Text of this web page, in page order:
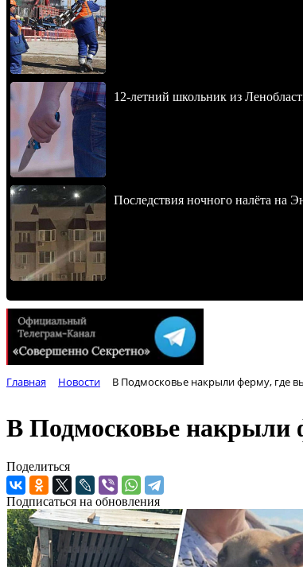
12-летний школьник из
Последствия ночного налёта на
Главная Новости В Подмосковье накрыли ферму, где
В Подмосковье накрыли
Поделиться
Подписаться на обновления